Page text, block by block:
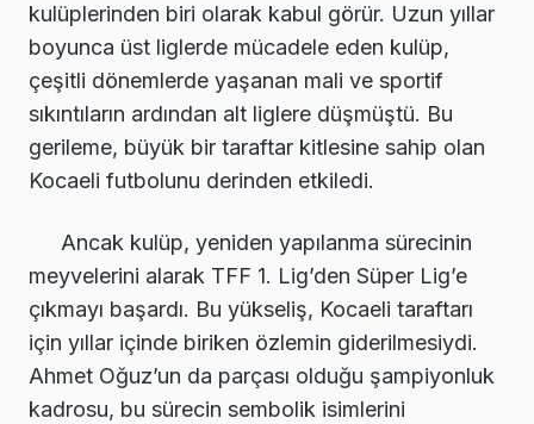
kulüplerinden biri olarak kabul görür. Uzun yıllar
boyunca üst liglerde mücadele eden kulüp,
çeşitli dönemlerde yaşanan mali ve sportif
sıkıntıların ardından alt liglere düşmüştü. Bu
gerileme, büyük bir taraftar kitlesine sahip olan
Kocaeli futbolunu derinden etkiledi.
Ancak kulüp, yeniden yapılanma sürecinin
meyvelerini alarak TFF 1. Lig’den Süper Lig’e
çıkmayı başardı. Bu yükseliş, Kocaeli taraftarı
için yıllar içinde biriken özlemin giderilmesiydi.
Ahmet Oğuz’un da parçası olduğu şampiyonluk
kadrosu, bu sürecin sembolik isimlerini